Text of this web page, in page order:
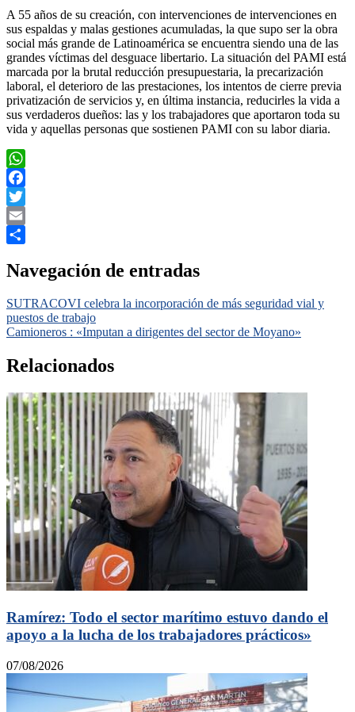
A 55 años de su creación, con intervenciones de intervenciones en
sus espaldas y malas gestiones acumuladas, la que supo ser la obra
social más grande de Latinoamérica se encuentra siendo una de las
grandes víctimas del desguace libertario. La situación del PAMI está
marcada por la brutal reducción presupuestaria, la precarización
laboral, el deterioro de las prestaciones, los intentos de cierre previa
privatización de servicios y, en última instancia, reducirles la vida a
sus verdaderos dueños: las y los trabajadores que aportaron toda su
vida y aquellas personas que sostienen PAMI con su labor diaria.
WhatsApp
Facebook
Twitter
Email
Navegación de entradas
SUTRACOVI celebra la incorporación de más seguridad vial y
puestos de trabajo
Camioneros : «Imputan a dirigentes del sector de Moyano»
Relacionados
Ramírez: Todo el sector marítimo estuvo dando el
apoyo a la lucha de los trabajadores prácticos»
07/08/2026